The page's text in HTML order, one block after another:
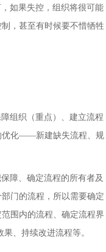
如果失控，组织将很可能
，甚至有时候要不惜牺牲
组织（重点）、建立流程
优化——新建缺失流程、规
障、确定流程的所有者及
门的流程，所以需要确定
围内的流程、确定流程界
、持续改进流程等。